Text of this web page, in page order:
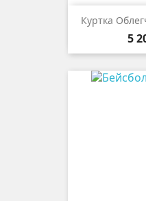
Куртка
5